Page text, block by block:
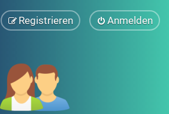
Anmelden
Registrieren